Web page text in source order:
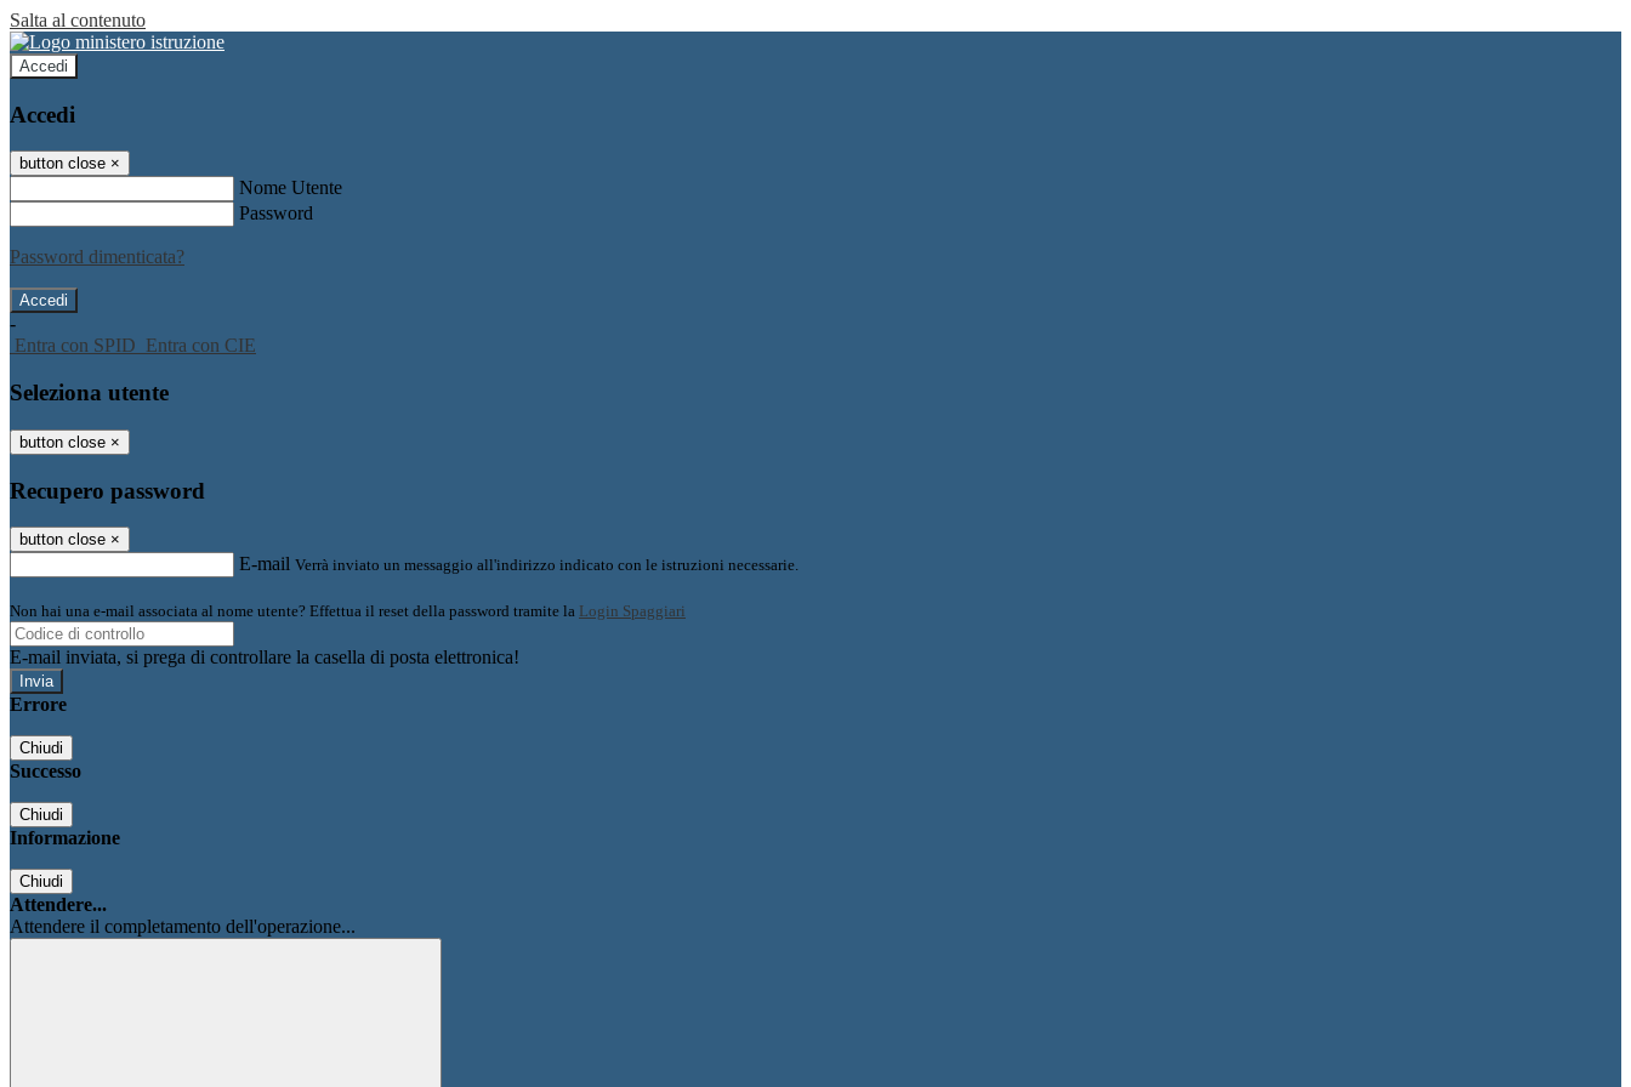
Salta al contenuto
Accedi
Accedi
button close ×
Nome Utente
Password
Password dimenticata?
-
Entra con SPID Entra con CIE
Seleziona utente
button close ×
Recupero password
button close ×
E-mail Verrà inviato un messaggio all'indirizzo indicato con le istruzioni necessarie.
Non hai una e-mail associata al nome utente? Effettua il reset della password tramite la Login Spaggiari
E-mail inviata, si prega di controllare la casella di posta elettronica!
Errore
Chiudi
Successo
Chiudi
Informazione
Chiudi
Attendere...
Attendere il completamento dell'operazione...